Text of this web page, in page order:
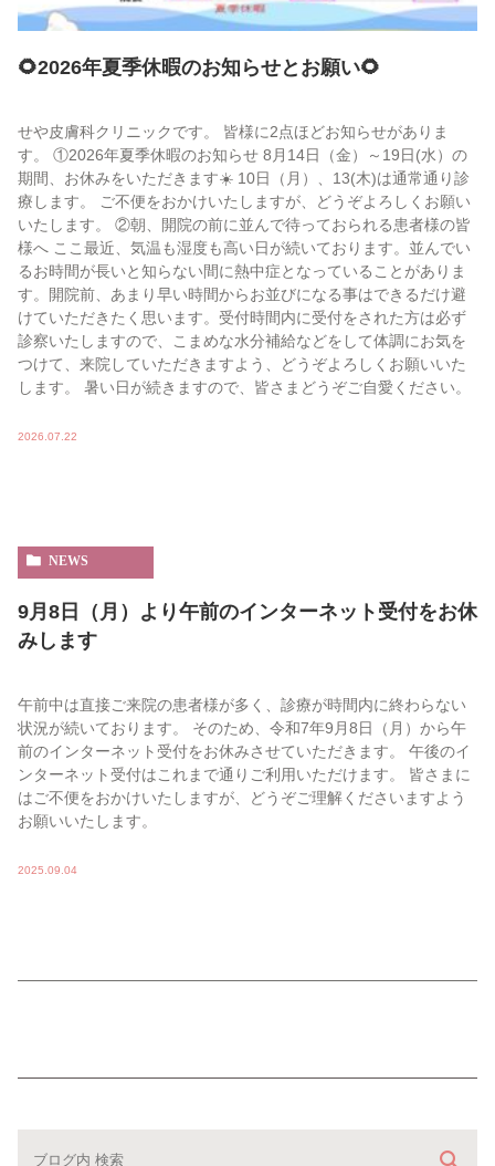
🌻2026年夏季休暇のお知らせとお願い🌻
せや皮膚科クリニックです。 皆様に2点ほどお知らせがありま
す。 ①2026年夏季休暇のお知らせ 8月14日（金）～19日(水）の
期間、お休みをいただきます☀️ 10日（月）、13(木)は通常通り診
療します。 ご不便をおかけいたしますが、どうぞよろしくお願い
いたします。 ②朝、開院の前に並んで待っておられる患者様の皆
様へ ここ最近、気温も湿度も高い日が続いております。並んでい
るお時間が長いと知らない間に熱中症となっていることがありま
す。開院前、あまり早い時間からお並びになる事はできるだけ避
けていただきたく思います。受付時間内に受付をされた方は必ず
診察いたしますので、こまめな水分補給などをして体調にお気を
つけて、来院していただきますよう、どうぞよろしくお願いいた
します。 暑い日が続きますので、皆さまどうぞご自愛ください。
2026.07.22
NEWS
9月8日（月）より午前のインターネット受付をお休
みします
午前中は直接ご来院の患者様が多く、診療が時間内に終わらない
状況が続いております。 そのため、令和7年9月8日（月）から午
前のインターネット受付をお休みさせていただきます。 午後のイ
ンターネット受付はこれまで通りご利用いただけます。 皆さまに
はご不便をおかけいたしますが、どうぞご理解くださいますよう
お願いいたします。
2025.09.04